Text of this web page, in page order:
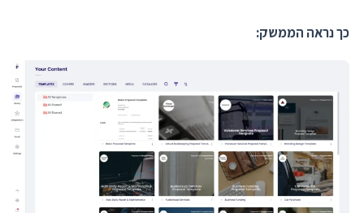
כך נראה הממשק: